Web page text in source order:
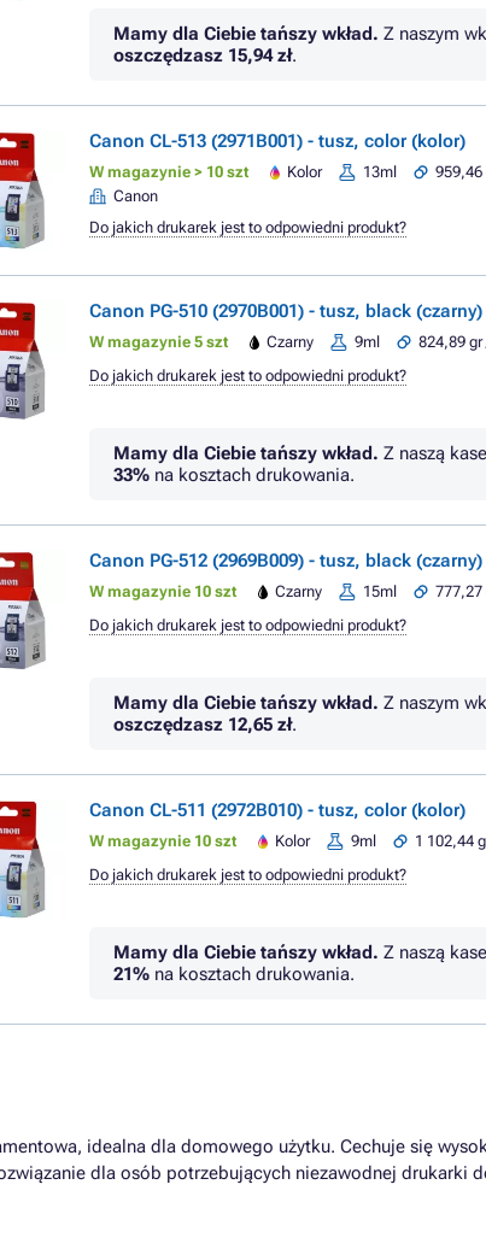
Mamy dla Ciebie tańszy wkład. Z naszym
oszczędzasz 15,94 zł.
Canon CL-513 (2971B001) - tusz, color (kolor)
W magazynie > 10 szt Kolor 13ml
959,46
Canon
Do jakich drukarek jest to odpowiedni produkt?
Canon PG-510 (2970B001) - tusz, black (czarny)
W magazynie 5 szt Czarny 9ml 824,89 gr
Do jakich drukarek jest to odpowiedni produkt?
Mamy dla Ciebie tańszy wkład. Z naszą
33% na kosztach drukowania.
Canon PG-512 (2969B009) - tusz, black (czarny)
W magazynie 10 szt Czarny 15ml 777,27
Do jakich drukarek jest to odpowiedni produkt?
Mamy dla Ciebie tańszy wkład. Z naszym
oszczędzasz 12,65 zł.
Canon CL-511 (2972B010) - tusz, color (kolor)
W magazynie 10 szt Kolor 9ml 1 102,44
Do jakich drukarek jest to odpowiedni produkt?
Mamy dla Ciebie tańszy wkład. Z naszą
21% na kosztach drukowania.
idealna dla domowego użytku. Cechuje się
dla osób potrzebujących niezawodnej